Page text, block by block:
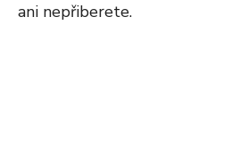
ani nepřiberete.